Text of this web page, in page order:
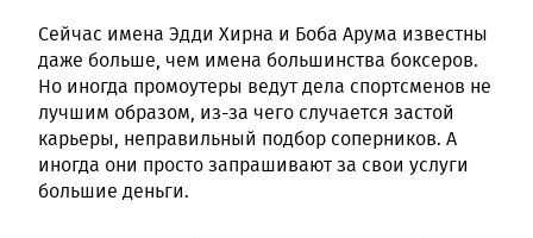
Сейчас имена Эдди Хирна и Боба Арума известны
даже больше, чем имена большинства боксеров.
Но иногда промоутеры ведут дела спортсменов не
лучшим образом, из-за чего случается застой
карьеры, неправильный подбор соперников. А
иногда они просто запрашивают за свои услуги
большие деньги.